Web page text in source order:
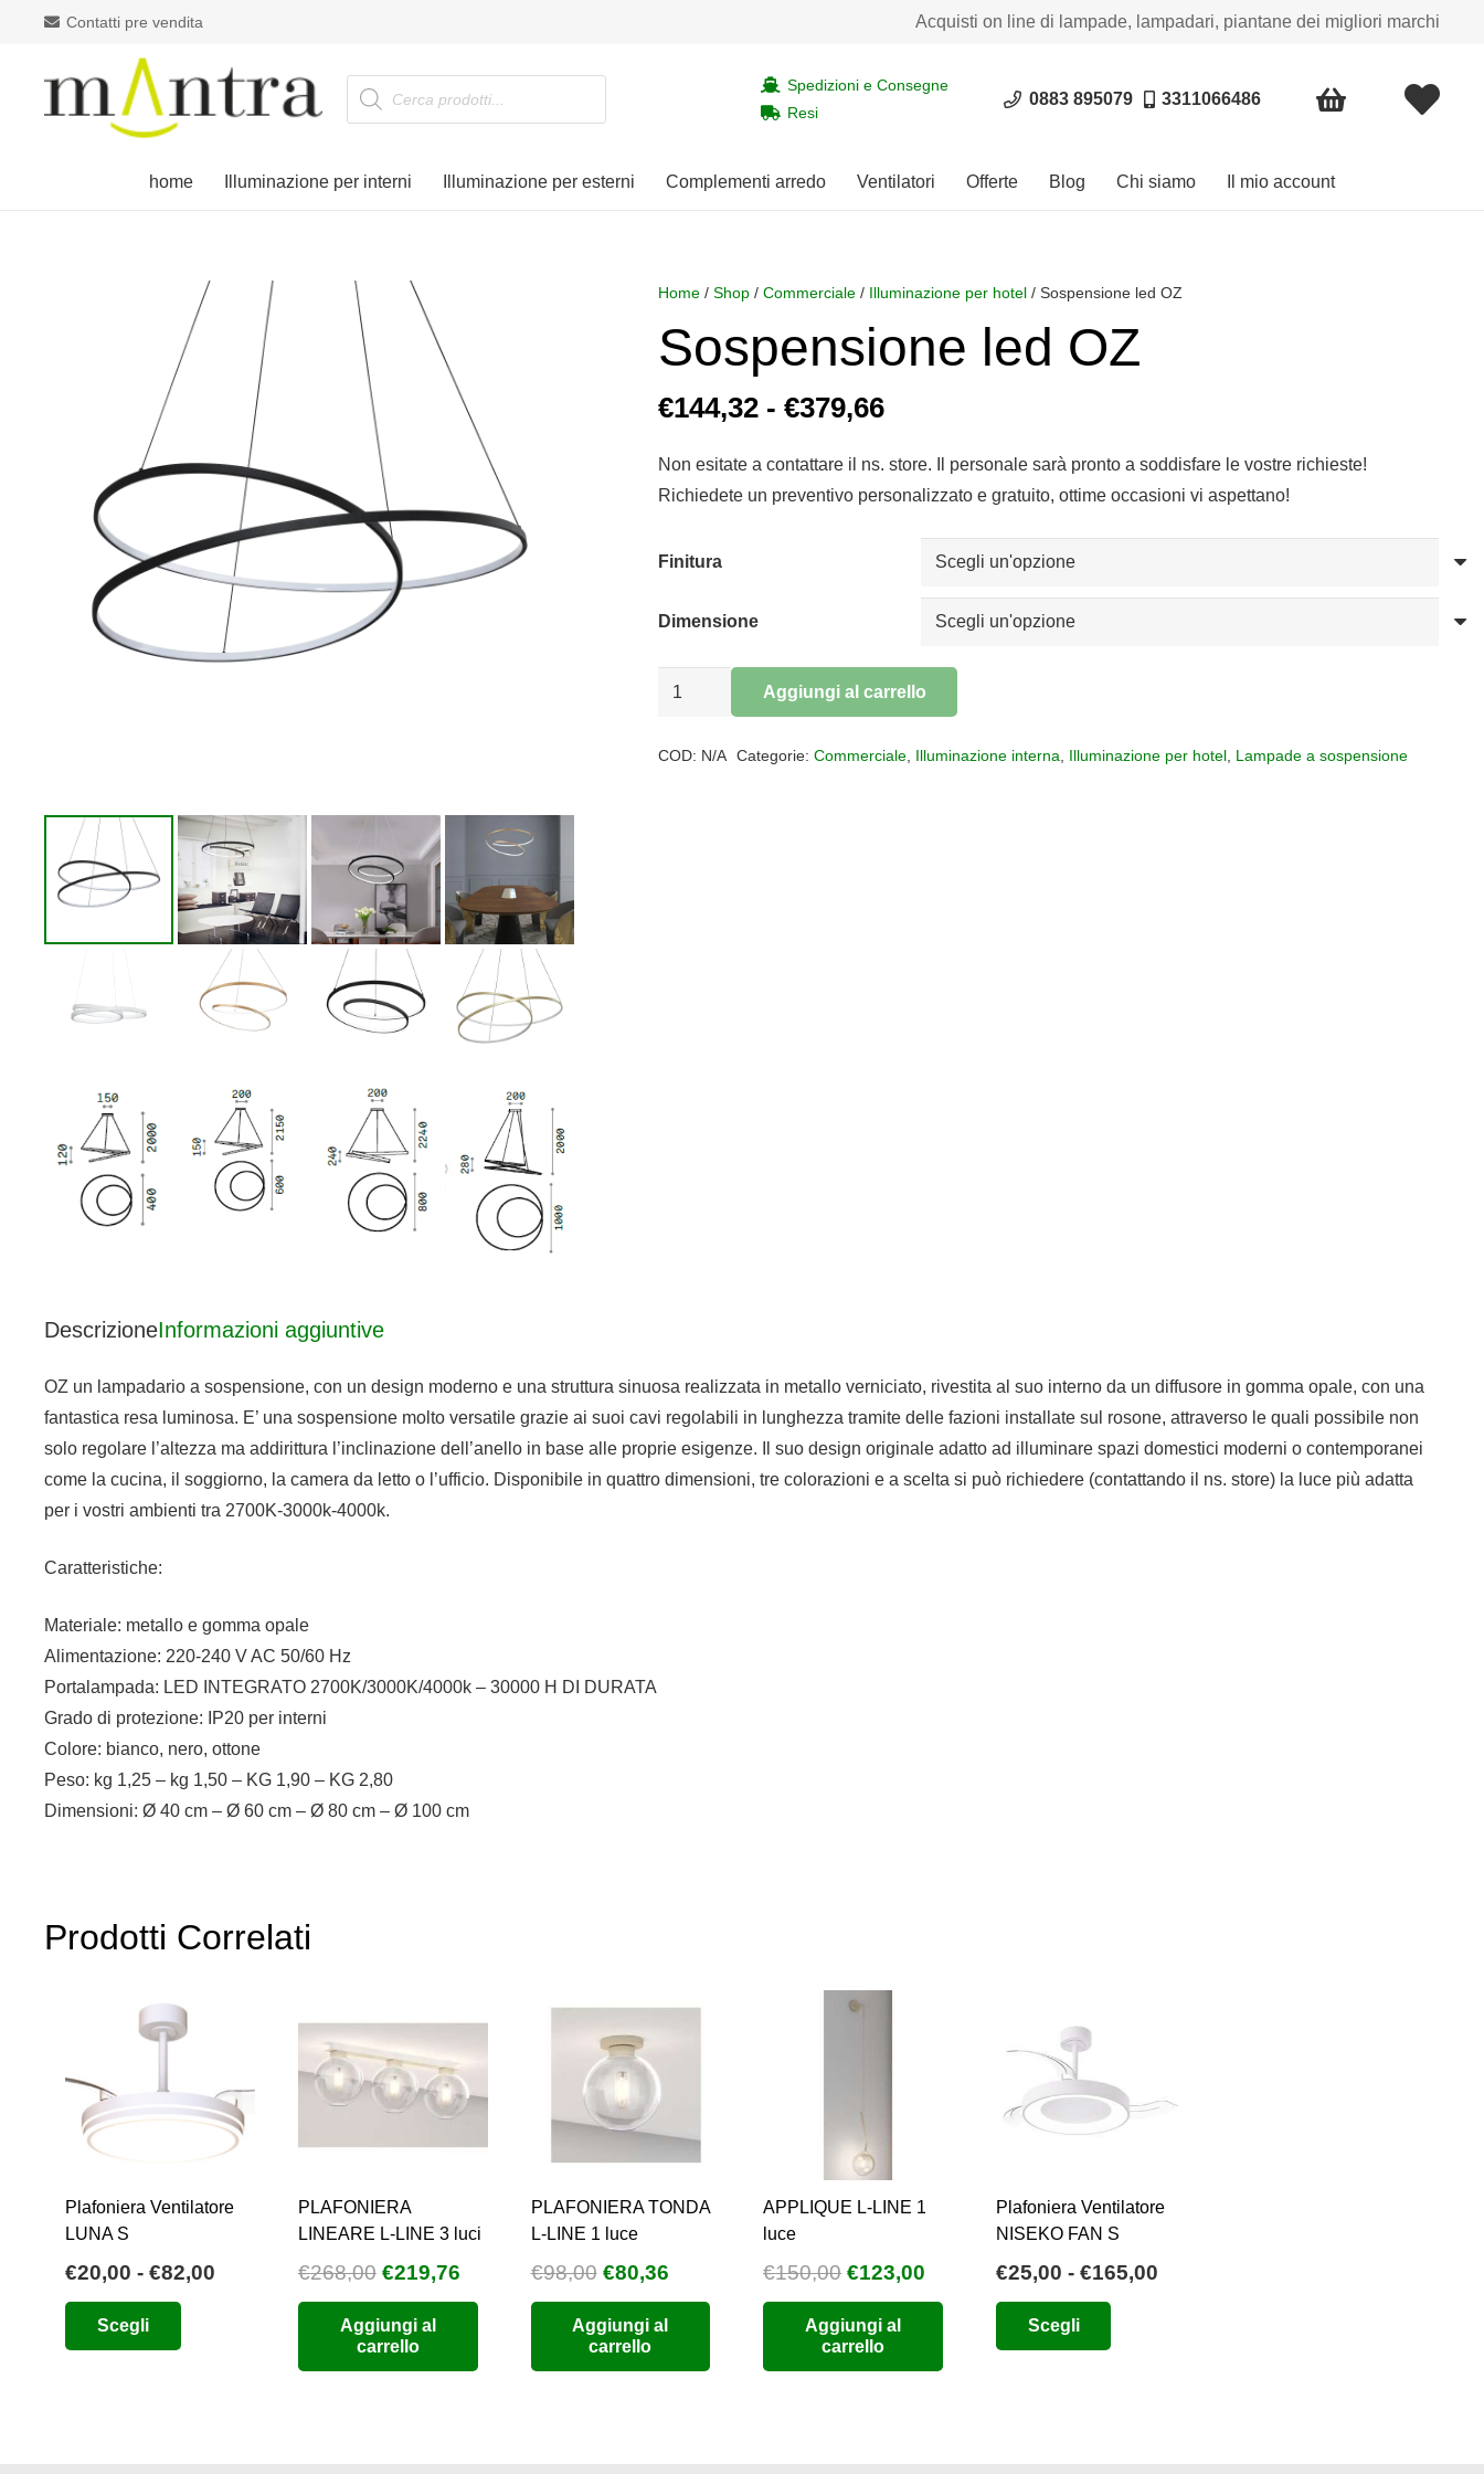
Contatti pre vendita Acquisti on line di lampade, lampadari, piantane dei migliori marchi
Products
search
Spedizioni e Consegne
Resi
0883 895079 3311066486
home Illuminazione per interni Illuminazione per esterni Complementi arredo Ventilatori Offerte Blog Chi siamo Il mio account
Home /Shop /Commerciale / Illuminazione per hotel / Sospensione led OZ
Sospensione led OZ
€144,32 - €379,66Fascia
prezzo:
da
€379,66
Non esitate a contattare il ns. store. Il personale sarà pronto a soddisfare le vostre richieste!
Richiedete un preventivo personalizzato e gratuito, ottime occasioni vi aspettano!
Finitura
Dimensione
Sospensione
Aggiungi al carrello
COD: N/A Categorie: Commerciale, Illuminazione interna Illuminazione per hotel, Lampade a sospensione
DescrizioneInformazioni aggiuntive
OZ un lampadario a sospensione, con un design moderno e una struttura sinuosa realizzata in metallo verniciato, rivestita al suo interno da un diffusore in gomma opale, con una
fantastica resa luminosa. E’ una sospensione molto versatile grazie ai suoi cavi regolabili in lunghezza tramite delle fazioni installate sul rosone, attraverso le quali possibile non
solo regolare l’altezza ma addirittura l’inclinazione dell’anello in base alle proprie esigenze. Il suo design originale adatto ad illuminare spazi domestici moderni o contemporanei
come la cucina, il soggiorno, la camera da letto o l’ufficio. Disponibile in quattro dimensioni, tre colorazioni e a scelta si può richiedere (contattando il ns. store) la luce più adatta
per i vostri ambienti tra 2700K-3000k-4000k.
Caratteristiche:
Materiale: metallo e gomma opale
Alimentazione: 220-240 V AC 50/60 Hz
Portalampada: LED INTEGRATO 2700K/3000K/4000k – 30000 H DI DURATA
Grado di protezione: IP20 per interni
Colore: bianco, nero, ottone
Peso: kg 1,25 – kg 1,50 – KG 1,90 – KG 2,80
Dimensioni: Ø 40 cm – Ø 60 cm – Ø 80 cm – Ø 100 cm
Prodotti Correlati
Plafoniera Ventilatore
LUNA S
€20,00 - €82,00
Scegli
PLAFONIERA
LINEARE L-LINE 3 luci
€268,00 Il
prezzo
originale
era:
€219,76Il
prezzo
Aggiungi al
carrello
PLAFONIERA TONDA
L-LINE 1 luce
€98,00 Il
prezzo
originale
era:
€80,36Il
prezzo
attuale
Aggiungi al
carrello
APPLIQUE L-LINE 1
luce
€150,00 Il
prezzo
originale
era:
€123,00
prezzo
Aggiungi al
carrello
Plafoniera Ventilatore
NISEKO FAN S
€25,00 - €165,00Fascia
Scegli